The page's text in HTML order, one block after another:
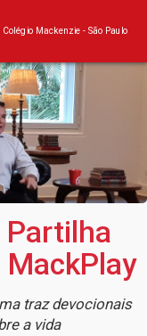
Colégio Mackenzie - São Paulo
Partilha
traz devocionais
a vida